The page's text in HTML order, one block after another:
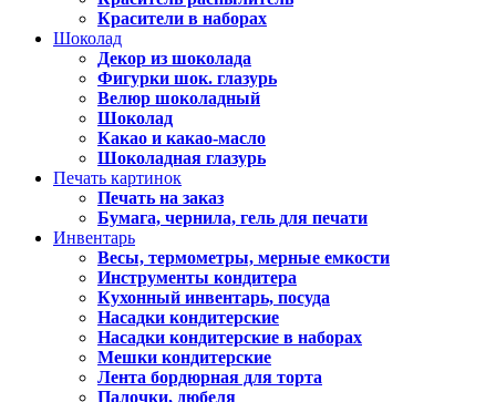
Красители в наборах
Шоколад
Декор из шоколада
Фигурки шок. глазурь
Велюр шоколадный
Шоколад
Какао и какао-масло
Шоколадная глазурь
Печать картинок
Печать на заказ
Бумага, чернила, гель для печати
Инвентарь
Весы, термометры, мерные емкости
Инструменты кондитера
Кухонный инвентарь, посуда
Насадки кондитерские
Насадки кондитерские в наборах
Мешки кондитерские
Лента бордюрная для торта
Палочки, дюбеля